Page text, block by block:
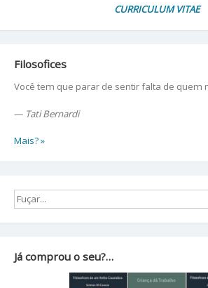
CURRICULUM VITAE
Filosofices
Você tem que parar de sentir falta de quem
— Tati Bernardi
Mais? »
Já comprou o seu?…